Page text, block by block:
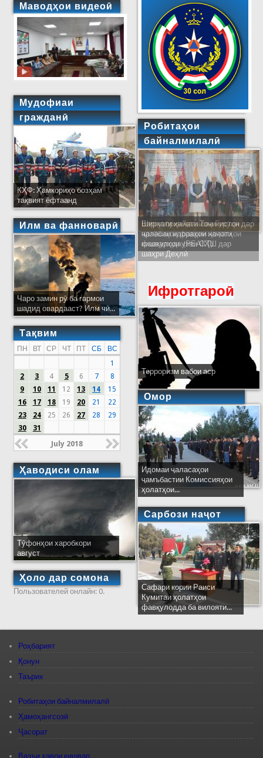
Маводҳои видеоӣ
Мудофиаи
гражданӣ
КҲФ: Ҳамкориҳо бозҳам
тақвият ёфтаанд
Илм ва фанноварӣ
Чаро замин рӯ ба гармои
шадид овардааст? Илм чӣ...
Тақвим
ПН ВТ СР ЧТ ПТ СБ
ВС
1
2
3 4 5 6 7
8
9
10 11 12 13 14
15
16
17 18 19 20 21
22
23
24 25 26 27 28
29
30
31
July 2018
Ҳаводиси олам
Тӯфонҳои харобкори
август
Ҳоло дар сомона
Пользователей онлайн: 0.
Робитаҳои
байналмилалӣ
Ширкати ҳайати Тоҷикистон дар
ҷаласаи идораҳои наҷоти
кишварҳои узви СҲШ дар
шаҳри Деҳлӣ
Ифротгароӣ
Терроризм вабои аср
Омор
Идомаи ҷаласаҳои
ҷамъбастии Комиссияҳои
ҳолатҳои...
Сарбози наҷот
Сафари кории Раиси
Кумитаи ҳолатҳои
фавқулодда ба вилояти...
Роҳбарият
Қонун
Таърих
Робитаҳои байналмилалӣ
Ҳамоҳангсозӣ
Ҷасорат
Вазъи ҳавои кишвар